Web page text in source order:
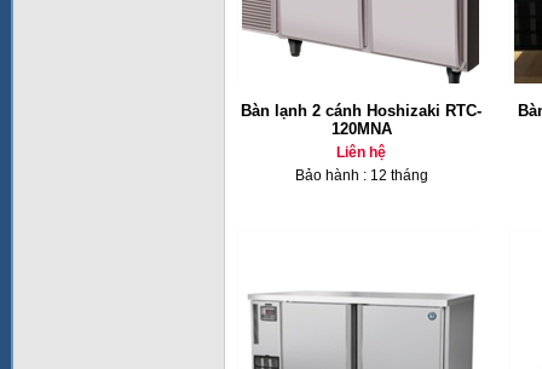
Bàn lạnh 2 cánh Hoshizaki RTC-
120MNA
Liên hệ
Bảo hành : 12 tháng